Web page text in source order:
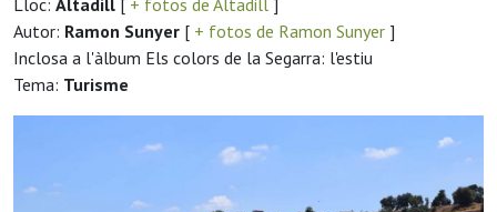
Lloc: Altadill [ + fotos de Altadill ]
Autor: Ramon Sunyer [ + fotos de Ramon Sunyer ]
Inclosa a l'àlbum Els colors de la Segarra: l'estiu
Tema: Turisme